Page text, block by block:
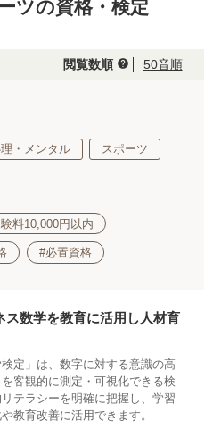
ツの資格・検定
閲覧数順 help 50音順
・メンタル スポーツ
料10,000円以内
#必置資格
ス数学を教育に活用し人材育
検定」は、数字に対する意識の高
客観的に測定・可視化できる検
テラシーを明確に把握し、学習
教育改善に活用できます。